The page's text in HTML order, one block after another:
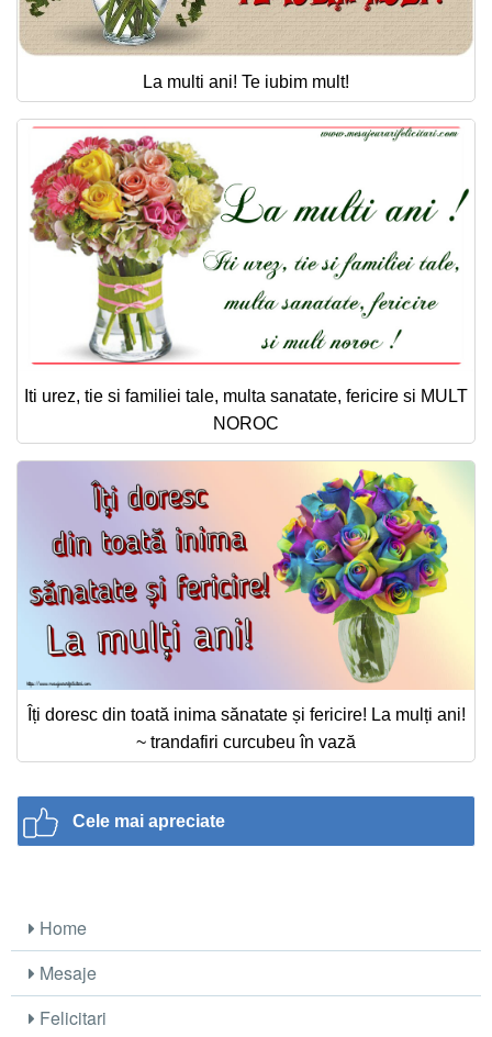
La multi ani! Te iubim mult!
Iti urez, tie si familiei tale, multa sanatate, fericire si MULT
NOROC
Îți doresc din toată inima sănatate și fericire! La mulți ani!
~ trandafiri curcubeu în vază
Cele mai apreciate
Home
Mesaje
Felicitari